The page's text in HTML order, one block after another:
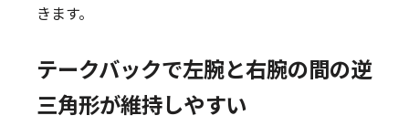
きます。
テークバックで左腕と右腕の間の逆
三角形が維持しやすい